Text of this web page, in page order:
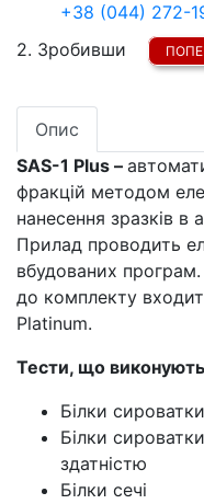
+38 (044) 272-
2. Зробивши
Опис
SAS-1 Plus –
фракцій методом
нанесення зразків
Прилад проводить
вбудованих програм.
до комплекту
Platinum.
Тести, що
Білки сироватки
Білки
здатністю
Білки сечі